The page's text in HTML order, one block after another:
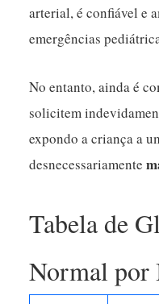
arterial, é confiável e
emergências
No entanto, ainda é
solicitem
expondo a criança a
desnecessariamente
Tabela de
Normal por